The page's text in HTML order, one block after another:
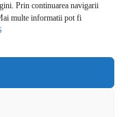
Prin continuarea navigarii
multe informatii pot fi